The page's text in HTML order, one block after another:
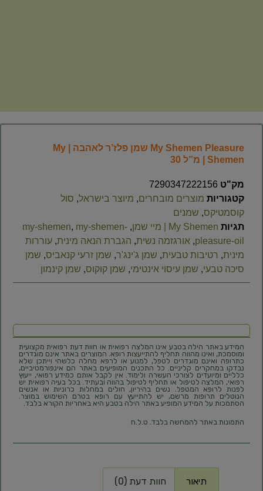
My Shemen Pleasure שמן פלז’ר לאהבה | My
Shemen | מ”ל 30
מק"ט 7290347222156
קטגוריות מוצרים מובחרים, מיוצר בישראל, סול
קוסמטיקס, שמנים
תגיות My Shemen | מיי שמן ,
my-shemen, my-shemen-
pleasure-oil
, אורגזמה נשית​, הגברת הנאה מינית​, עוררות
מינית, רטיבות טבעית, שמן ג'ינג'ר​, שמן זרעי קנאביס​, שמן
סיכה טבעי​, שמן עיסוי אינטימי​, שמן קוקוס​, שמן קינמון​
המידע באתר הילה בטבע אינו המלצה רפואית או חוות דעת רפואית מקצועית
ומוסמכת, ואינו מהווה תחליף להתייעצות רופא. המוצרים באתר אינם מוגדרים
כתרופה ואינם מוגדרים לטפל, למנוע או לרפא מחלה כלשהי וייתכן שלא
נבדקו במחקרים קליניים. כל התכנים המופיעים באתר הם אינפורמטיביים,
כלליים ומיועדים לצורכי העשרה ולימוד. אין לקבל אותם כמידע רפואי, ייעוץ
רפואי, המלצה לטיפול או תחליף לטיפול בהווה ובעתיד. בכל בעיה רפואית יש
לפנות לרופא המטפל. נשים בהיריון, חולים במחלות כרוניות או אנשים
הנוטלים תרופות מרשם, יש להתייעץ עם רופא בטרם השימוש במוצר.
הסתמכות על המידע המופיע באתר הילה בטבע היא באחריות הקורא בלבד.
התמונות באתר להמחשה בלבד. ט.ל.ח
תיאור חוות דעת (0)